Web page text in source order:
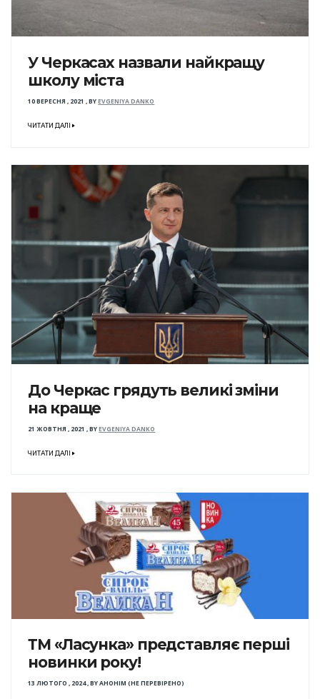
У Черкасах назвали найкращу
школу міста
10 ВЕРЕСНЯ , 2021 ,BYEVGENIYA DANKO
ЧИТАТИ ДАЛІ
До Черкас грядуть великі зміни
на краще
21 ЖОВТНЯ , 2021 ,BYEVGENIYA DANKO
ЧИТАТИ ДАЛІ
ТМ «Ласунка» представляє перші
новинки року!
13 ЛЮТОГО , 2024,BYАНОНІМ (НЕ ПЕРЕВІРЕНО)